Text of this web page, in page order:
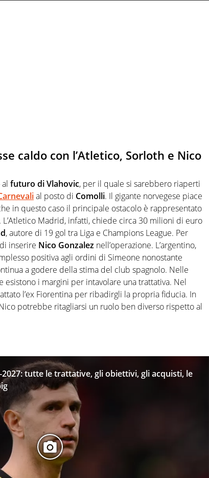
caldo con l’Atletico, Sorloth e Nico
futuro di Vlahovic, per il quale si sarebbero riaperti
al posto di Comolli. Il gigante norvegese piace
in questo caso il principale ostacolo è rappresentato
Madrid, infatti, chiede circa 30 milioni di euro
, autore di 19 gol tra Liga e Champions League. Per
inserire Nico Gonzalez nell’operazione. L’argentino,
positiva agli ordini di Simeone nonostante
a godere della stima del club spagnolo. Nelle
esistono i margini per intavolare una trattativa. Nel
l’ex Fiorentina per ribadirgli la propria fiducia. In
potrebbe ritagliarsi un ruolo ben diverso rispetto al
2027: tutte le trattative, gli obiettivi, gli acquisti, le